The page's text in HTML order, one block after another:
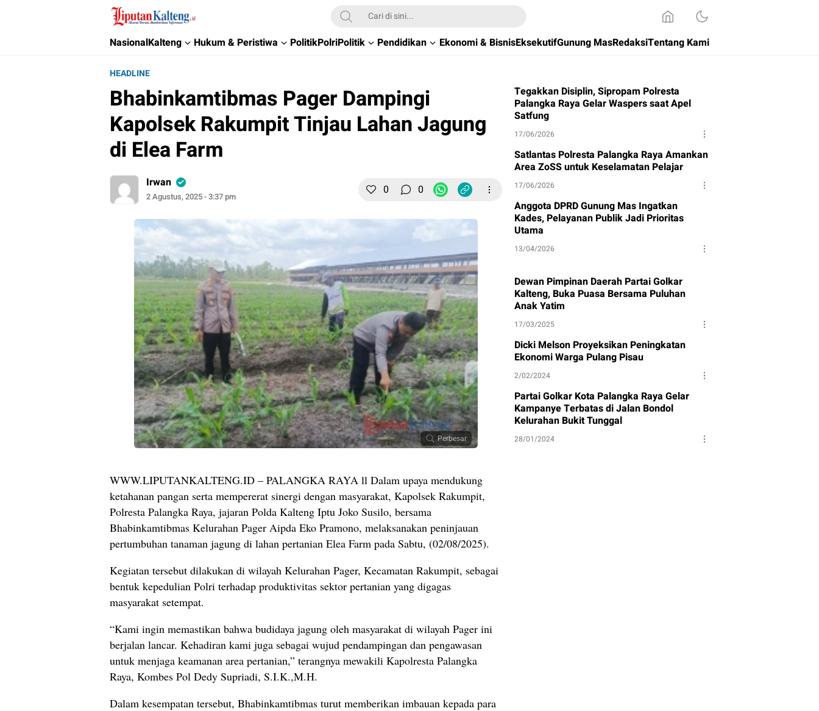
Liputan Kalteng
Akurat, Terpercaya & Independent
NasionalKalteng Hukum & Peristiwa PolitikPolriPolitik Pendidikan Ekonomi & BisnisEksekutifGunung MasRedaksiTentang Kami
HEADLINE
Bhabinkamtibmas Pager Dampingi
Kapolsek Rakumpit Tinjau Lahan Jagung
di Elea Farm
Irwan
2 Agustus, 2025 - 3:37 pm 0 0
Perbesar
WWW.LIPUTANKALTENG.ID – PALANGKA RAYA ll Dalam upaya mendukung
ketahanan pangan serta mempererat sinergi dengan masyarakat, Kapolsek Rakumpit,
Polresta Palangka Raya, jajaran Polda Kalteng Iptu Joko Susilo, bersama
Bhabinkamtibmas Kelurahan Pager Aipda Eko Pramono, melaksanakan peninjauan
pertumbuhan tanaman jagung di lahan pertanian Elea Farm pada Sabtu, (02/08/2025).
Kegiatan tersebut dilakukan di wilayah Kelurahan Pager, Kecamatan Rakumpit, sebagai
bentuk kepedulian Polri terhadap produktivitas sektor pertanian yang digagas
masyarakat setempat.
“Kami ingin memastikan bahwa budidaya jagung oleh masyarakat di wilayah Pager ini
berjalan lancar. Kehadiran kami juga sebagai wujud pendampingan dan pengawasan
untuk menjaga keamanan area pertanian,” terangnya mewakili Kapolresta Palangka
Raya, Kombes Pol Dedy Supriadi, S.I.K.,M.H.
Dalam kesempatan tersebut, Bhabinkamtibmas turut memberikan imbauan kepada para
Tegakkan Disiplin, Sipropam Polresta
Palangka Raya Gelar Waspers saat Apel
Satfung
17/06/2026
Satlantas Polresta Palangka Raya Amankan
Area ZoSS untuk Keselamatan Pelajar
17/06/2026
Anggota DPRD Gunung Mas Ingatkan
Kades, Pelayanan Publik Jadi Prioritas
Utama
13/04/2026
Dewan Pimpinan Daerah Partai Golkar
Kalteng, Buka Puasa Bersama Puluhan
Anak Yatim
17/03/2025
Dicki Melson Proyeksikan Peningkatan
Ekonomi Warga Pulang Pisau
2/02/2024
Partai Golkar Kota Palangka Raya Gelar
Kampanye Terbatas di Jalan Bondol
Kelurahan Bukit Tunggal
28/01/2024